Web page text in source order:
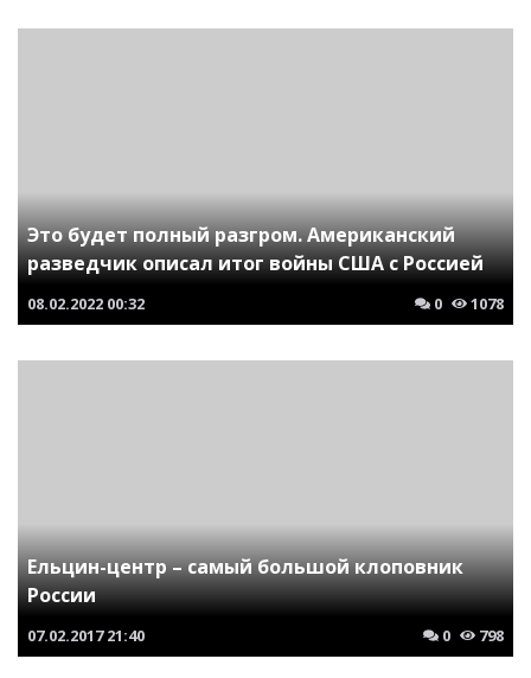
Это будет полный разгром. Американский
разведчик описал итог войны США с Россией
08.02.2022 00:32 0 1078
Ельцин-центр – самый большой клоповник
России
07.02.2017 21:40 0 798